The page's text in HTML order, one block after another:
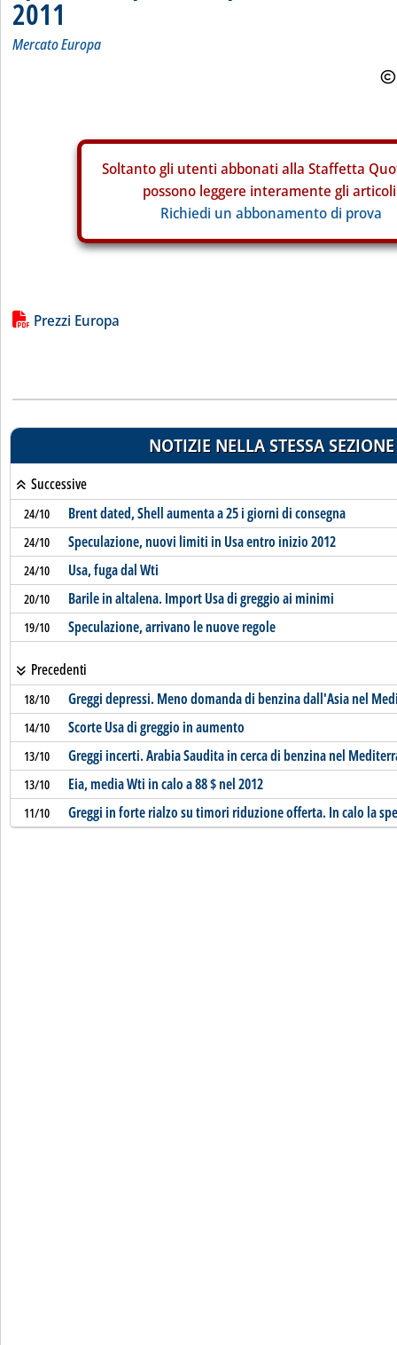
2011
Mercato Europa
Soltanto gli utenti abbonati alla Staffetta
possono leggere interamente gli
Richiedi un abbonamento di prova
Lista allegati PDF alla notizia
Prezzi Europa
NOTIZIE NELLA STESSA SEZIONE
Successive
24/10 Brent dated, Shell aumenta a 25 i giorni di consegna
24/10 Speculazione, nuovi limiti in Usa entro inizio 2012
24/10 Usa, fuga dal Wti
20/10 Barile in altalena. Import Usa di greggio ai minimi
19/10 Speculazione, arrivano le nuove regole
Precedenti
18/10 Greggi depressi. Meno domanda di benzina dall'Asia nel
14/10 Scorte Usa di greggio in aumento
13/10 Greggi incerti. Arabia Saudita in cerca di benzina nel
13/10 Eia, media Wti in calo a 88 $ nel 2012
11/10 Greggi in forte rialzo su timori riduzione offerta. In calo la